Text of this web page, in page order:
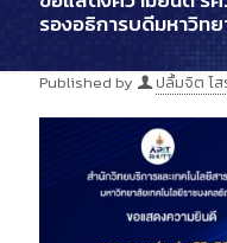
รองอธิการบดีมหาวิท
Published by ปลื้มจิต โส